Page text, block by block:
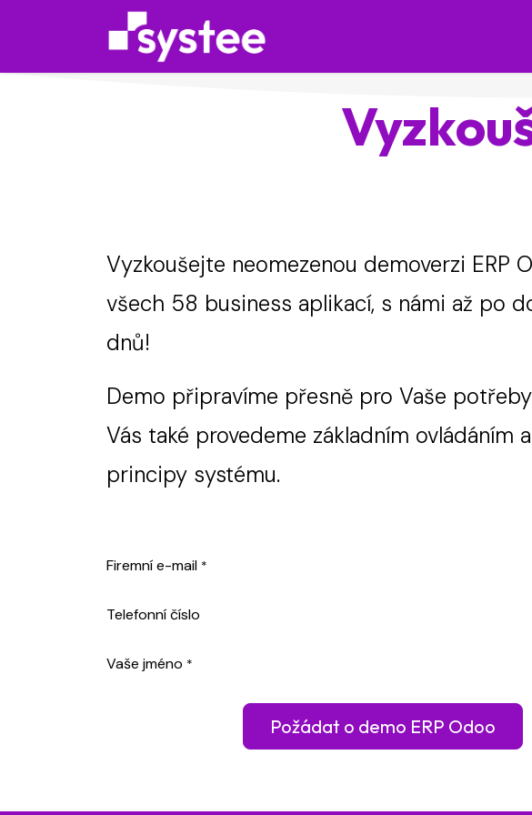
Vyzkoušejte neomezenou demoverzi ERP
všech 58 business aplikací, s námi až po
dnů!
Demo připravíme přesně pro Vaše
Vás také provedeme základním ovládáním a
principy systému.
Firemní e-mail *
Telefonní číslo
Vaše jméno *
Požádat o demo ERP Odoo